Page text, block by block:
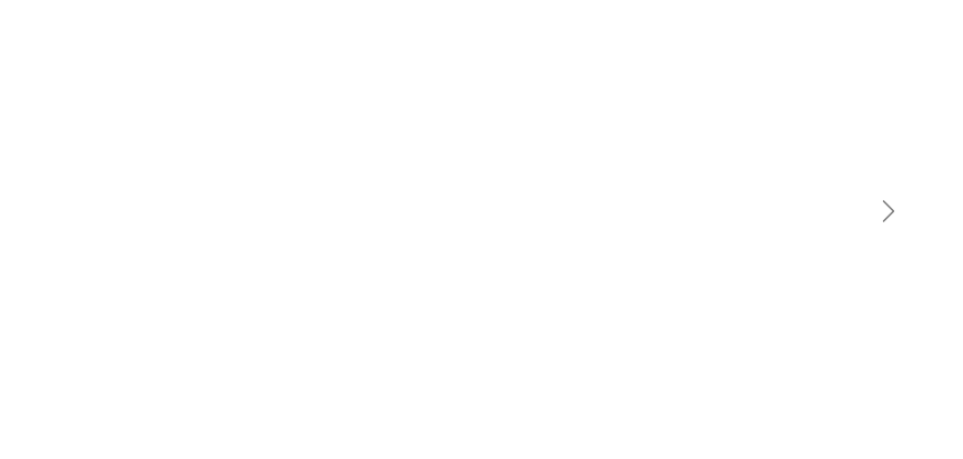
Suivant